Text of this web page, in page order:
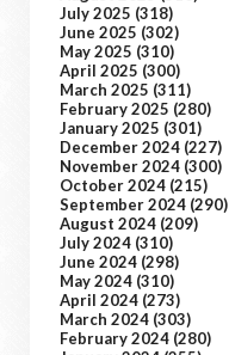
July 2025 (318)
June 2025 (302)
May 2025 (310)
April 2025 (300)
March 2025 (311)
February 2025 (280)
January 2025 (301)
December 2024 (227)
November 2024 (300)
October 2024 (215)
September 2024 (290)
August 2024 (209)
July 2024 (310)
June 2024 (298)
May 2024 (310)
April 2024 (273)
March 2024 (303)
February 2024 (280)